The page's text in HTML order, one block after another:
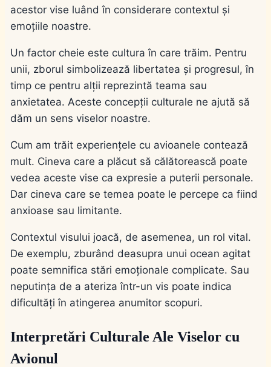
acestor vise luând în considerare contextul și
emoțiile noastre.
Un factor cheie este cultura în care trăim. Pentru
unii, zborul simbolizează libertatea și progresul, în
timp ce pentru alții reprezintă teama sau
anxietatea. Aceste concepții culturale ne ajută să
dăm un sens viselor noastre.
Cum am trăit experiențele cu avioanele contează
mult. Cineva care a plăcut să călătorească poate
vedea aceste vise ca expresie a puterii personale.
Dar cineva care se temea poate le percepe ca fiind
anxioase sau limitante.
Contextul visului joacă, de asemenea, un rol vital.
De exemplu, zburând deasupra unui ocean agitat
poate semnifica stări emoționale complicate. Sau
neputința de a ateriza într-un vis poate indica
dificultăți în atingerea anumitor scopuri.
Interpretări Culturale Ale Viselor cu
Avionul